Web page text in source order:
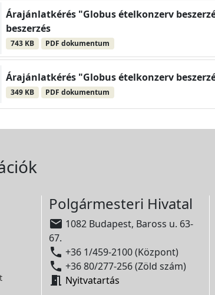
Árajánlatkérés "Globus ételkonzerv
beszerzés
743 KB PDF dokumentum
Árajánlatkérés "Globus ételkonzerv
349 KB PDF dokumentum
Polgármesteri Hivatal
 1082 Budapest, Baross u. 63-
67.
 +36 1/459-2100 (Központ)
 +36 80/277-256 (Zöld szám)
 Nyitvatartás